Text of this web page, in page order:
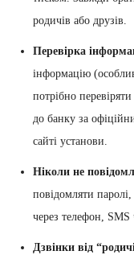
родичів або друзів.
Перевірка
інформацію
потрібно
до банку за
сайті установи.
Ніколи не
повідомляти
через телефон,
Дзвінки від